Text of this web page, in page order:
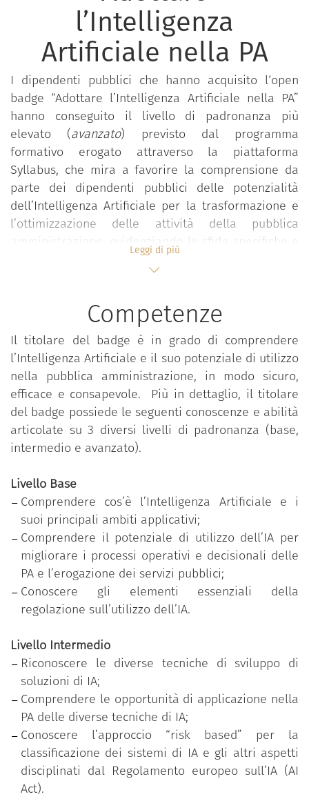
l’Intelligenza
Artificiale nella PA
I dipendenti pubblici che hanno acquisito l‘open
badge “Adottare l’Intelligenza Artificiale nella PA”
hanno conseguito il livello di padronanza più
elevato (avanzato) previsto dal programma
formativo erogato attraverso la piattaforma
Syllabus, che mira a favorire la comprensione da
parte dei dipendenti pubblici delle potenzialità
dell’Intelligenza Artificiale per la trasformazione e
l’ottimizzazione delle attività della pubblica
amministrazione, evidenziando le sfide specifiche e
le implicazioni strategiche, tecnologiche, etiche e
giuridiche che accompagnano l’adozione dell’IA. Ciò
consapevole, sicuro ed efficace di questa tecnologia
anche nella pubblica amministrazione.
In particolare, il programma, articolato in tre livelli
di padronanza (base, intermedio e avanzato), mira
a sviluppare la consapevolezza oltre che sulle
caratteristiche distintive delle famiglie di soluzioni
tecnologiche racchiuse nel concetto di Intelligenza
Artificiale, sugli impatti reali e potenziali dell’IA
amministrativo di ufficio, per poi arrivare, nel livello
avanzato, ad inquadrare agli aspetti strategici,
tecnologici e normativi che possono orientare la
scelta di avvalersi di tali tecnologie.
Il programma formativo mira, pertanto, a sviluppare
la cosiddettaAI Literacy(alfabetizzazione sull’IA),
riconosciuta dalla Direttiva del Ministro per la
Pubblica Amministrazione del 14 gennaio 2025
valore pubblico attraverso la formazione. Principi,
obiettivi e strumenti,” quale competenza digitale di
base a tutti gli effetti. Lo sviluppo di tale
competenza, pertanto, dovrebbe essere promosso
da tutte le pubbliche amministrazioni attraverso la
definizione e il monitoraggio di specifici obiettivi di
performance individuali.
Il dipendente pubblico che ha conseguito il badge
Leggi di più
Competenze
Il titolare del badge è in grado di comprendere
l’Intelligenza Artificiale e il suo potenziale di utilizzo
nella pubblica amministrazione, in modo sicuro,
efficace e consapevole. Più in dettaglio, il titolare
del badge possiede le seguenti conoscenze e abilità
articolate su 3 diversi livelli di padronanza (base,
intermedio e avanzato).
Livello Base
Comprendere cos’è l’Intelligenza Artificiale e i
suoi principali ambiti applicativi;
Comprendere il potenziale di utilizzo dell’IA per
migliorare i processi operativi e decisionali delle
PA e l’erogazione dei servizi pubblici;
Conoscere gli elementi essenziali della
regolazione sull’utilizzo dell’IA.
Livello Intermedio
Riconoscere le diverse tecniche di sviluppo di
soluzioni di IA;
Comprendere le opportunità di applicazione nella
PA delle diverse tecniche di IA;
Conoscere l’approccio “risk based” per la
classificazione dei sistemi di IA e gli altri aspetti
disciplinati dal Regolamento europeo sull’IA (AI
Act).